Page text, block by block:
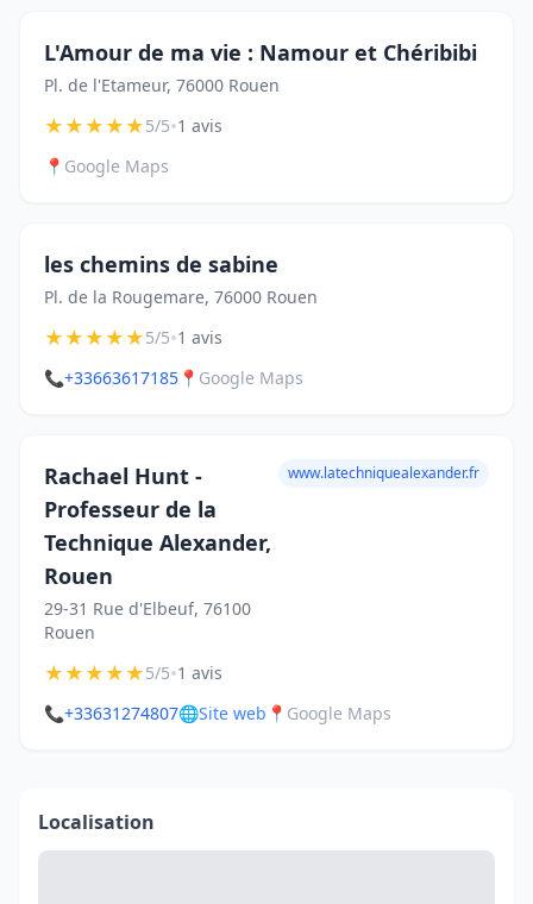
L'Amour de ma vie : Namour et Chéribibi
Pl. de l'Etameur, 76000 Rouen
★★★★★5/5•1 avis
📍 Google Maps
les chemins de sabine
Pl. de la Rougemare, 76000 Rouen
★★★★★5/5•1 avis
📞+33663617185 📍 Google Maps
​Rachael Hunt -
Professeur de la
Technique Alexander,
Rouen
29-31 Rue d'Elbeuf, 76100
Rouen
www.latechniquealexander.fr
★★★★★5/5•1 avis
📞+33631274807🌐Site web 📍 Google Maps
Localisation